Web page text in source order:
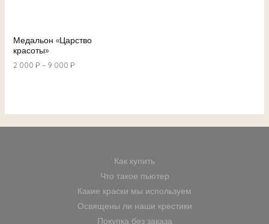
Медальон «Царство
красоты»
2 000 ₽ – 9 000 ₽
Как купить
Что такое пьютер
Какие краски мы используем
Освящены ли наши крестики
Покупка без заказа